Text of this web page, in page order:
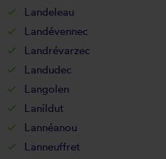
Landeleau
Landévennec
Landrévarzec
Landudec
Langolen
Lanildut
Lannéanou
Lanneuffret